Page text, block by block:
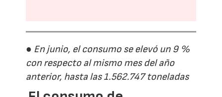
● En junio, el consumo se elevó un 9 %
con respecto al mismo mes del año
anterior, hasta las 1.562.747 toneladas